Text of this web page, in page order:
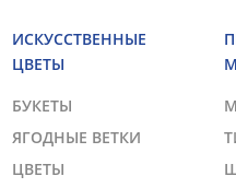
ИСКУССТВЕННЫЕ
ЦВЕТЫ
БУКЕТЫ
ЯГОДНЫЕ ВЕТКИ
ЦВЕТЫ